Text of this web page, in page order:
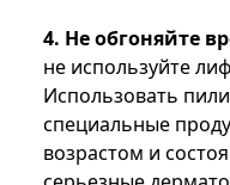
4. Не обгоняйте
не используйте
Использовать
специальные
возрастом и